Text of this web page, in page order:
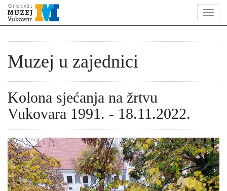
Muzej u zajednici
Kolona sjećanja na žrtvu
Vukovara 1991. - 18.11.2022.